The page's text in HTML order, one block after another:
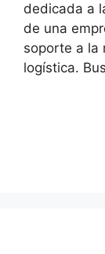
dedicada a
de una
soporte a la
logística.